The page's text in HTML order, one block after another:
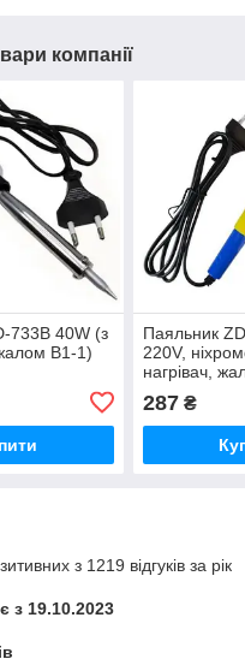
компанії
733B 40W (з
B1-1)
Паяльник
220V,
нагрівач,
287₴
з 1219 відгуків за рік
з 19.10.2023